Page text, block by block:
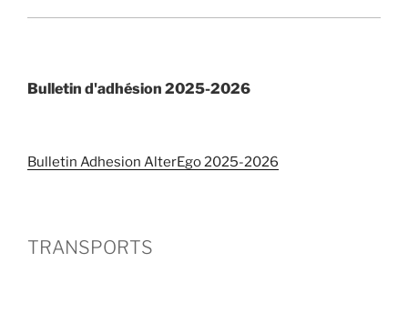
Bulletin d'adhésion 2025-2026
Bulletin Adhesion AlterEgo 2025-2026
TRANSPORTS